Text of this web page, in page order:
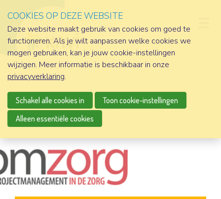
COOKIES OP DEZE WEBSITE
Deze website maakt gebruik van cookies om goed te
functioneren. Als je wilt aanpassen welke cookies we
mogen gebruiken, kan je jouw cookie-instellingen
wijzigen. Meer informatie is beschikbaar in onze
privacyverklaring.
Schakel alle cookies in
Toon cookie-instellingen
Alleen essentiële cookies